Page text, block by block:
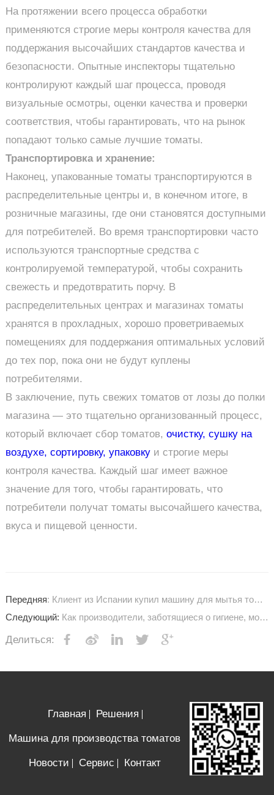
На протяжении всего процесса обработки
применяются строгие меры контроля качества для
поддержания высочайших стандартов качества и
безопасности. Опытные инспекторы тщательно
контролируют каждый шаг процесса, проводя
визуальные осмотры, оценки качества и проверки
соответствия, чтобы гарантировать, что на рынок
попадают только самые лучшие томаты.
Транспортировка и хранение:
Наконец, упакованные томаты транспортируются в
распределительные центры и, в конечном итоге, в
розничные магазины, где они становятся доступными
для потребителей. Во время транспортировки часто
используются транспортные средства с
контролируемой температурой, чтобы сохранить
свежесть и предотвратить порчу. В
распределительных центрах и магазинах томаты
хранятся в прохладных, хорошо проветриваемых
помещениях для поддержания оптимальных условий
до тех пор, пока они не будут куплены
потребителями.
В заключение, путь свежих томатов от лозы до полки
магазина — это тщательно организованный процесс,
который включает сбор томатов, очистку, сушку на
воздухе, сортировку, упаковкуи строгие меры
контроля качества. Каждый шаг имеет важное
значение для того, чтобы гарантировать, что
потребители получат томаты высочайшего качества,
вкуса и пищевой ценности.
Передняя: Клиент из Испании купил машину для мытья томатов
Следующий: Как производители, заботящиеся о гигиене, моют помидоры?
Делиться:
Главная Решения
Машина для производства томатов
Новости Сервис Контакт